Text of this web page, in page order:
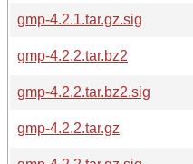
gmp-4.2.1.tar.gz.sig
gmp-4.2.2.tar.bz2
gmp-4.2.2.tar.bz2.sig
gmp-4.2.2.tar.gz